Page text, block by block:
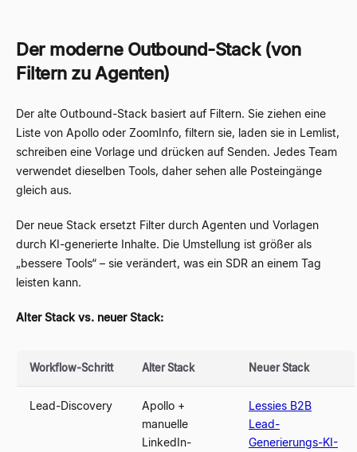
Der moderne Outbound-Stack (von
Filtern zu Agenten)
Der alte Outbound-Stack basiert auf Filtern. Sie ziehen eine
Liste von Apollo oder ZoomInfo, filtern sie, laden sie in Lemlist,
schreiben eine Vorlage und drücken auf Senden. Jedes Team
verwendet dieselben Tools, daher sehen alle Posteingänge
gleich aus.
Der neue Stack ersetzt Filter durch Agenten und Vorlagen
durch KI-generierte Inhalte. Die Umstellung ist größer als
„bessere Tools“ – sie verändert, was ein SDR an einem Tag
leisten kann.
Alter Stack vs. neuer Stack:
Workflow-Schritt Alter Stack Neuer Stack
Lead-Discovery
Apollo +
manuelle
LinkedIn-
Lessies B2B
Lead-
Generierungs-KI-